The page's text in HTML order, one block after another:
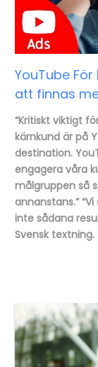
YouTube
att finnas
“Kritiskt viktigt
kärnkund är på
destination.
engagera våra
målgruppen så
annanstans.”
inte sådana
Svensk textning.